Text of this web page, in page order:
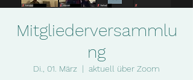
Mitgliederversammlu
ng
Di., 01. März
  |
aktuell über Zoom